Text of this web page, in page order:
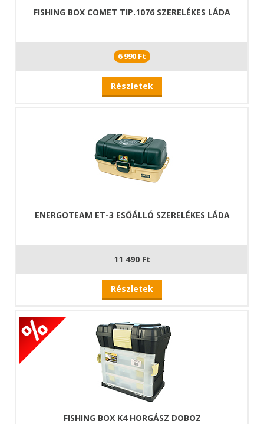
FISHING BOX COMET TIP.1076 SZERELÉKES LÁDA
6 990 Ft
Részletek
ENERGOTEAM ET-3 ESŐÁLLÓ SZERELÉKES LÁDA
11 490 Ft
Részletek
FISHING BOX K4 HORGÁSZ DOBOZ